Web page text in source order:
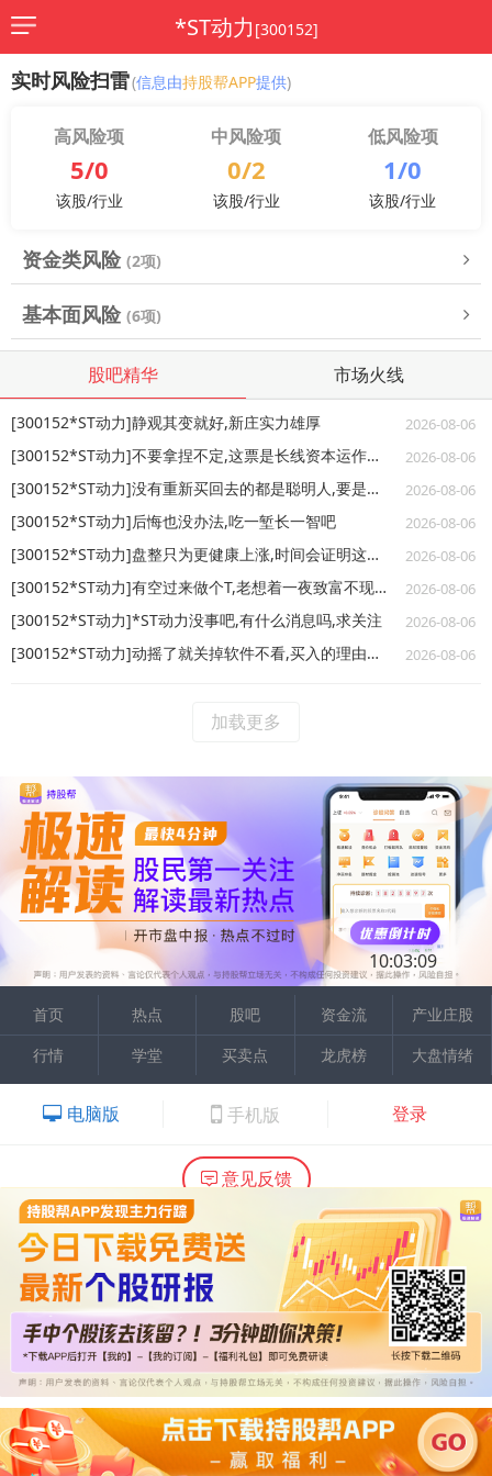
*ST动力 [300152]
实时风险扫雷(信息由持股帮APP提供)
高风险项
5/0
该股/行业
中风险项
0/2
该股/行业
低风险项
1/0
该股/行业
资金类风险 (2项)
基本面风险 (6项)
股吧精华 市场火线
[300152*ST动力]静观其变就好,新庄实力雄厚 2026-08-06
[300152*ST动力]不要拿捏不定,这票是长线资本运作类的,盘整下无所谓 2026-08-06
[300152*ST动力]没有重新买回去的都是聪明人,要是接回这波就亏大咯,很好 2026-08-06
[300152*ST动力]后悔也没办法,吃一堑长一智吧 2026-08-06
[300152*ST动力]盘整只为更健康上涨,时间会证明这票的价值的 2026-08-06
[300152*ST动力]有空过来做个T,老想着一夜致富不现实啊,不要固执了 2026-08-06
[300152*ST动力]*ST动力没事吧,有什么消息吗,求关注 2026-08-06
[300152*ST动力]动摇了就关掉软件不看,买入的理由还在,我保证两周内内必涨45% 2026-08-06
加载更多
10:03:09
首页 热点 股吧 资金流
产业庄股
行情
学堂 买卖点 龙虎榜 大盘情绪
电脑版 手机版 登录
意见反馈
内容提供：广州市万隆证券咨询顾问有限公司
Copyright ©2015 Wlstock. All Right Reserved.
热线：020-66618988